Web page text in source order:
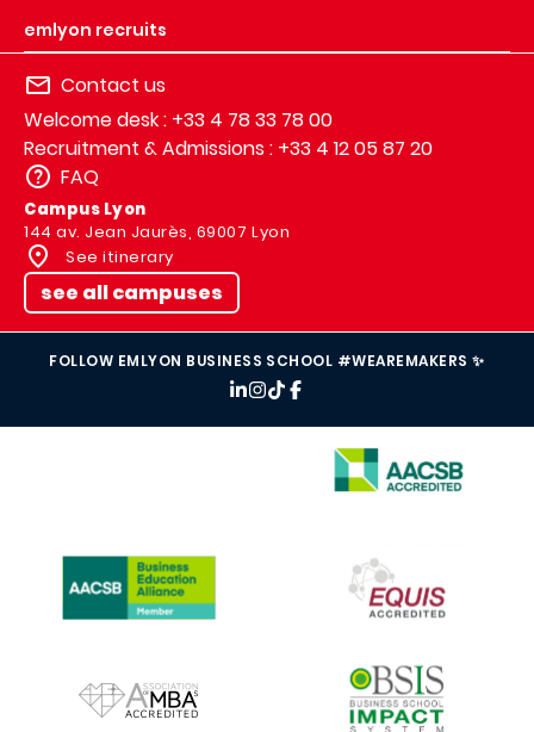
emlyon recruits
Contact us
Welcome desk : +33 4 78 33 78 00
Recruitment & Admissions : +33 4 12 05 87 20
FAQ
Campus Lyon
144 av. Jean Jaurès, 69007 Lyon
See itinerary
see all campuses
FOLLOW EMLYON BUSINESS SCHOOL #WEAREMAKERS ✨
IMAGE
IMAGE